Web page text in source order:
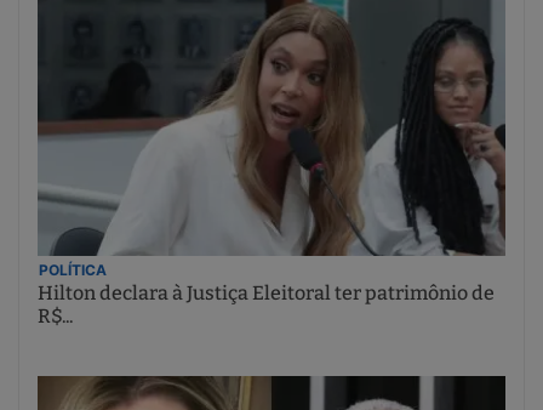
POLÍTICA
Hilton declara à Justiça Eleitoral ter patrimônio de
R$...